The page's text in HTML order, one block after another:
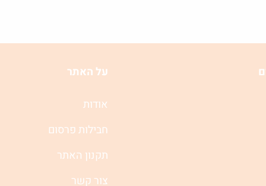
על האתר
אודות
חבילות פרסום
תקנון האתר
צור קשר